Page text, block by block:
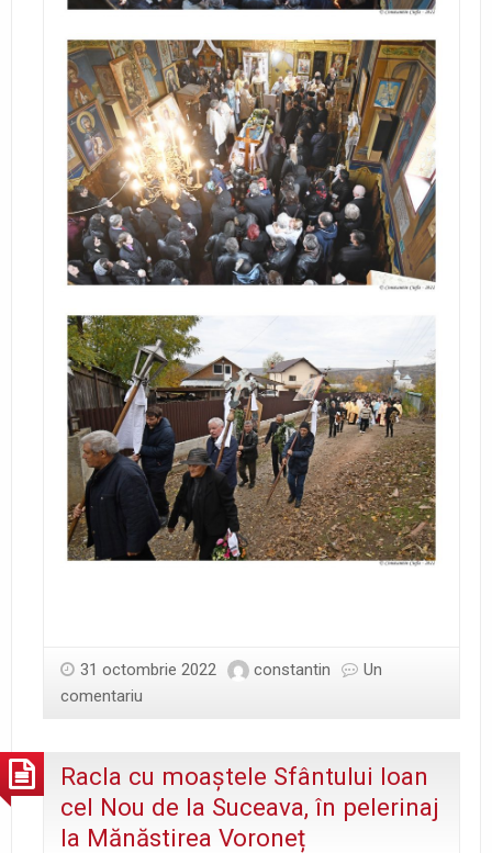
31 octombrie 2022 constantin
Un
comentariu
Racla cu moaștele Sfântului Ioan
cel Nou de la Suceava, în pelerinaj
la Mănăstirea Voroneț